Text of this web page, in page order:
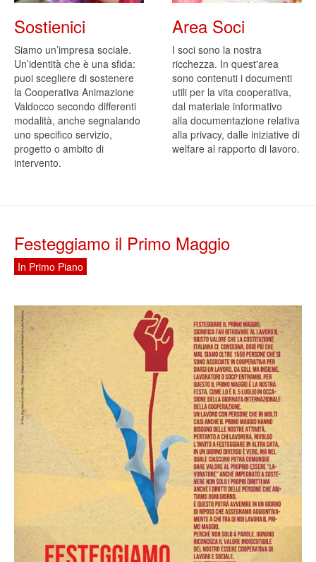
Sostienici
Siamo un’impresa sociale.
Un’identità che è una sfida:
puoi scegliere di sostenere
la Cooperativa Animazione
Valdocco secondo differenti
modalità, anche segnalando
uno specifico servizio,
progetto o ambito di
intervento.
Area Soci
I soci sono la nostra
ricchezza. In quest'area
sono contenuti i documenti
utili per la vita cooperativa,
dal materiale informativo
alla documentazione relativa
alla privacy, dalle iniziative di
welfare al rapporto di lavoro.
Festeggiamo il Primo Maggio
In Primo Piano